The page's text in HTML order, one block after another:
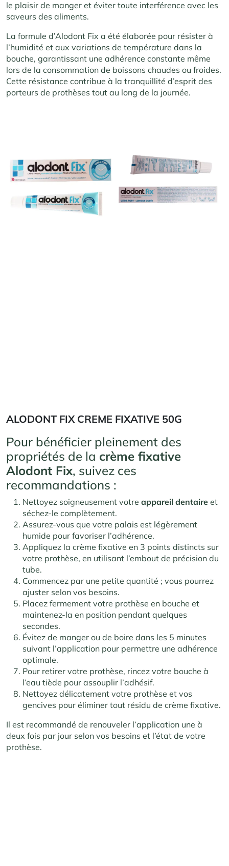
le plaisir de manger et éviter toute interférence avec les
saveurs des aliments.
La formule d’Alodont Fix a été élaborée pour résister à
l’humidité et aux variations de température dans la
bouche, garantissant une adhérence constante même
lors de la consommation de boissons chaudes ou froides.
Cette résistance contribue à la tranquillité d’esprit des
porteurs de prothèses tout au long de la journée.
ALODONT FIX CREME FIXATIVE 50G
Pour bénéficier pleinement des
propriétés de la crème fixative
Alodont Fix, suivez ces
recommandations :
Nettoyez soigneusement votre appareil dentaire et
séchez-le complètement.
Assurez-vous que votre palais est légèrement
humide pour favoriser l’adhérence.
Appliquez la crème fixative en 3 points distincts sur
votre prothèse, en utilisant l’embout de précision du
tube.
Commencez par une petite quantité ; vous pourrez
ajuster selon vos besoins.
Placez fermement votre prothèse en bouche et
maintenez-la en position pendant quelques
secondes.
Évitez de manger ou de boire dans les 5 minutes
suivant l’application pour permettre une adhérence
optimale.
Pour retirer votre prothèse, rincez votre bouche à
l’eau tiède pour assouplir l’adhésif.
Nettoyez délicatement votre prothèse et vos
gencives pour éliminer tout résidu de crème fixative.
Il est recommandé de renouveler l’application une à
deux fois par jour selon vos besoins et l’état de votre
prothèse.